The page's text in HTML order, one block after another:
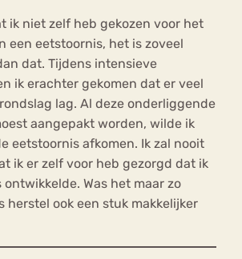
ik niet zelf heb gekozen voor het
een eetstoornis, het is zoveel
dat. Tijdens intensieve
ik erachter gekomen dat er veel
lag. Al deze onderliggende
aangepakt worden, wilde ik
eetstoornis afkomen. Ik zal nooit
ik er zelf voor heb gezorgd dat ik
Was het maar zo
herstel ook een stuk makkelijker